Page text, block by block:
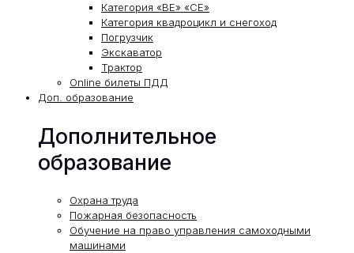
Категория «ВЕ» «СЕ»
Категория квадроцикл и снегоход
Погрузчик
Экскаватор
Трактор
Online билеты ПДД
Доп. образование
Дополнительное
образование
Охрана труда
Пожарная безопасность
Обучение на право управления самоходными
машинами